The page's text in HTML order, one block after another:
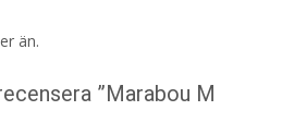
än.
”Marabou M